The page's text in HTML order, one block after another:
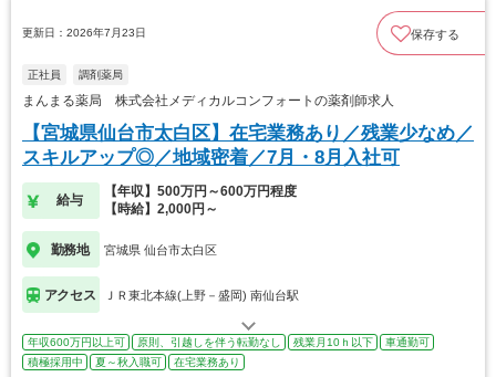
更新日：2026年7月23日 保存する
正社員 調剤薬局
まんまる薬局 株式会社メディカルコンフォートの薬剤師求人
【宮城県仙台市太白区】在宅業務あり／残業少なめ／
スキルアップ◎／地域密着／7月・8月入社可
給与
【年収】500万円～600万円程度
【時給】2,000円～
勤務地 宮城県 仙台市太白区
アクセス ＪＲ東北本線(上野－盛岡) 南仙台駅
年収600万円以上可 原則、引越しを伴う転勤なし 残業月10ｈ以下
車通勤可
積極採用中
夏～秋入職可 在宅業務あり